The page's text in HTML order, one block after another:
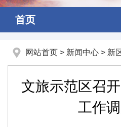
首页
网站首页 > 新闻中心 > 新
文旅示范区召
工作